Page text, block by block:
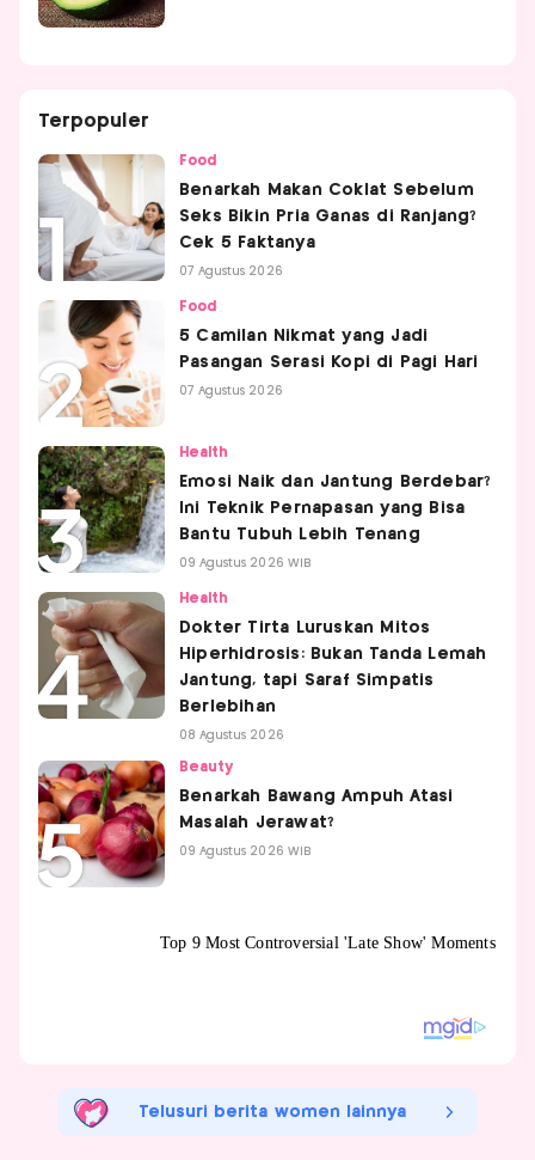
Terpopuler
Food
Benarkah Makan Coklat Sebelum
Seks Bikin Pria Ganas di Ranjang?
Cek 5 Faktanya
07 Agustus 2026
Food
5 Camilan Nikmat yang Jadi
Pasangan Serasi Kopi di Pagi Hari
07 Agustus 2026
Health
Emosi Naik dan Jantung Berdebar?
Ini Teknik Pernapasan yang Bisa
Bantu Tubuh Lebih Tenang
09 Agustus 2026 WIB
Health
Dokter Tirta Luruskan Mitos
Hiperhidrosis: Bukan Tanda Lemah
Jantung, tapi Saraf Simpatis
Berlebihan
08 Agustus 2026
Beauty
Benarkah Bawang Ampuh Atasi
Masalah Jerawat?
09 Agustus 2026 WIB
Telusuri berita women lainnya